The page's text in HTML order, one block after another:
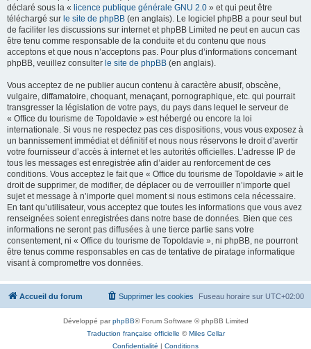
déclaré sous la « licence publique générale GNU 2.0 » et qui peut être
téléchargé sur le site de phpBB (en anglais). Le logiciel phpBB a pour seul but
de faciliter les discussions sur internet et phpBB Limited ne peut en aucun cas
être tenu comme responsable de la conduite et du contenu que nous
acceptons et que nous n’acceptons pas. Pour plus d’informations concernant
phpBB, veuillez consulter le site de phpBB (en anglais).
Vous acceptez de ne publier aucun contenu à caractère abusif, obscène,
vulgaire, diffamatoire, choquant, menaçant, pornographique, etc. qui pourrait
transgresser la législation de votre pays, du pays dans lequel le serveur de
« Office du tourisme de Topoldavie » est hébergé ou encore la loi
internationale. Si vous ne respectez pas ces dispositions, vous vous exposez à
un bannissement immédiat et définitif et nous nous réservons le droit d’avertir
votre fournisseur d’accès à internet et les autorités officielles. L’adresse IP de
tous les messages est enregistrée afin d’aider au renforcement de ces
conditions. Vous acceptez le fait que « Office du tourisme de Topoldavie » ait le
droit de supprimer, de modifier, de déplacer ou de verrouiller n’importe quel
sujet et message à n’importe quel moment si nous estimons cela nécessaire.
En tant qu’utilisateur, vous acceptez que toutes les informations que vous avez
renseignées soient enregistrées dans notre base de données. Bien que ces
informations ne seront pas diffusées à une tierce partie sans votre
consentement, ni « Office du tourisme de Topoldavie », ni phpBB, ne pourront
être tenus comme responsables en cas de tentative de piratage informatique
visant à compromettre vos données.
Accueil du forum Fuseau horaire sur UTC+02:00
Supprimer les cookies
Développé parphpBB® Forum Software © phpBB Limited
Traduction française officielle ©Miles Cellar
Confidentialité | Conditions